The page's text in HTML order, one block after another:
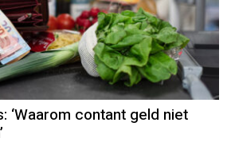
Column
Patrick Wessels
‘Waarom contant geld niet